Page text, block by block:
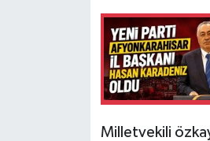
Milletvekili